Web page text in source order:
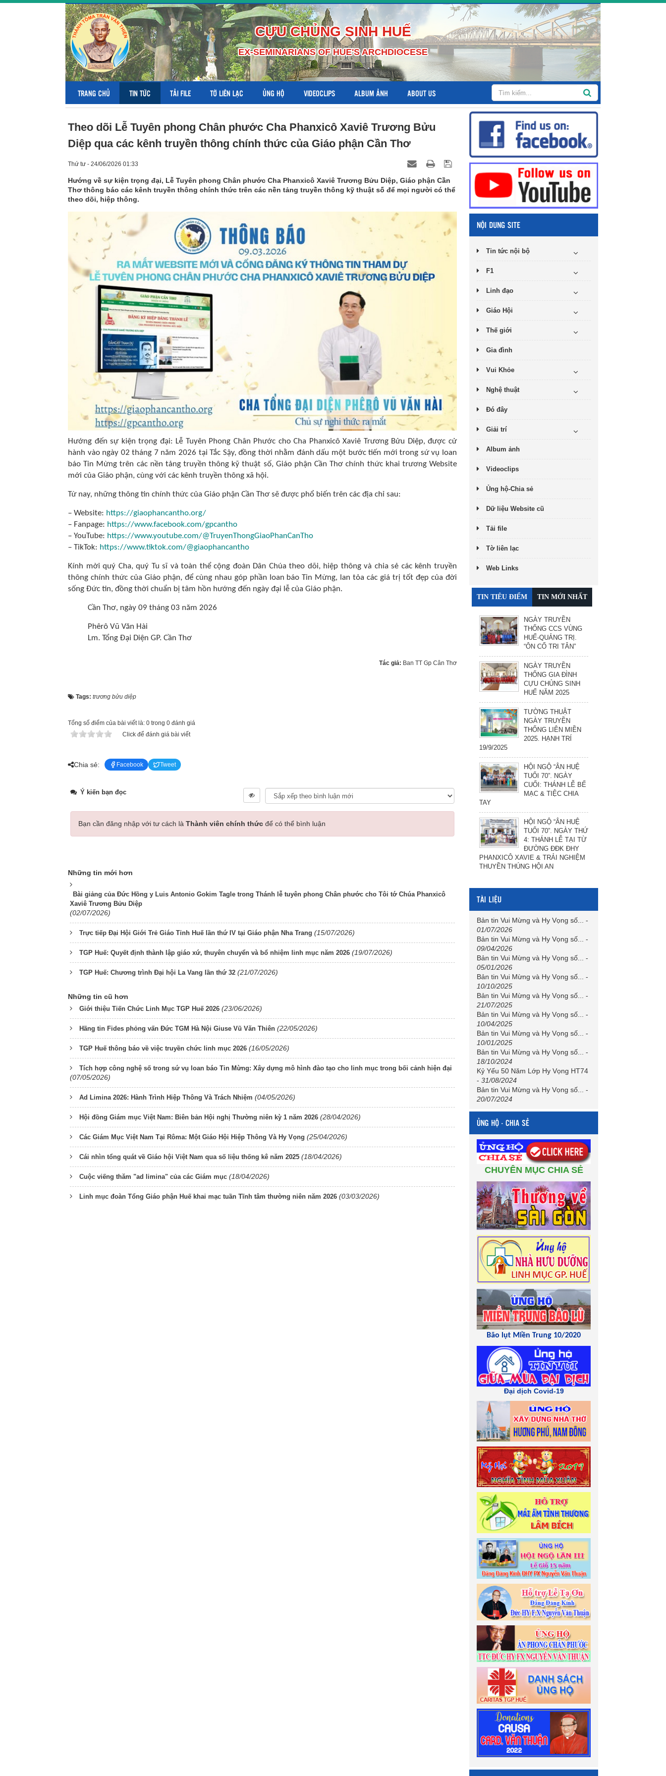
CỰU CHỦNG SINH HUẾ
EX-SEMINARIANS OF HUE'S ARCHDIOCESE
TRANG CHỦ TIN TỨC TẢI FILE TỜ LIÊN LẠC ỦNG HỘ VIDEOCLIPS ALBUM ẢNH ABOUT US
Theo dõi Lễ Tuyên phong Chân phước Cha Phanxicô Xaviê Trương Bửu
Diệp qua các kênh truyền thông chính thức của Giáo phận Cần Thơ
Thứ tư - 24/06/2026 01:33
Hướng về sự kiện trọng đại, Lễ Tuyên phong Chân phước Cha Phanxicô Xaviê Trương Bửu Diệp, Giáo phận Cần
Thơ thông báo các kênh truyền thông chính thức trên các nền tảng truyền thông kỹ thuật số để mọi người có thể
theo dõi, hiệp thông.
Hướng đến sự kiện trọng đại: Lễ Tuyên Phong Chân Phước cho Cha Phanxicô Xaviê Trương Bửu Diệp, được cử
hành vào ngày 02 tháng 7 năm 2026 tại Tắc Sậy, đồng thời nhằm đánh dấu một bước tiến mới trong sứ vụ loan
báo Tin Mừng trên các nền tảng truyền thông kỹ thuật số, Giáo phận Cần Thơ chính thức khai trương Website
mới của Giáo phận, cùng với các kênh truyền thông xã hội.
Từ nay, những thông tin chính thức của Giáo phận Cần Thơ sẽ được phổ biến trên các địa chỉ sau:
– Website: https://giaophancantho.org/
– Fanpage: https://www.facebook.com/gpcantho
– YouTube: https://www.youtube.com/@TruyenThongGiaoPhanCanTho
– TikTok: https://www.tiktok.com/@giaophancantho
Kính mời quý Cha, quý Tu sĩ và toàn thể cộng đoàn Dân Chúa theo dõi, hiệp thông và chia sẻ các kênh truyền
thông chính thức của Giáo phận, để cùng nhau góp phần loan báo Tin Mừng, lan tỏa các giá trị tốt đẹp của đời
sống Đức tin, đồng thời chuẩn bị tâm hồn hướng đến ngày đại lễ của Giáo phận.
Cần Thơ, ngày 09 tháng 03 năm 2026
Phêrô Vũ Văn Hài
Lm. Tổng Đại Diện GP. Cần Thơ
Tác giả: Ban TT Gp Cân Thơ
Tags: trương bửu diệp
Tổng số điểm của bài viết là: 0 trong 0 đánh giá
Click để đánh giá bài viết
Chia sẻ: Facebook Tweet
Ý kiến bạn đọc
Bạn cần đăng nhập với tư cách là Thành viên chính thức để có thể bình luận
Những tin mới hơn
Bài giảng của Đức Hồng y Luis Antonio Gokim Tagle trong Thánh lễ tuyên phong Chân phước cho Tôi tớ Chúa Phanxicô
Xaviê Trương Bửu Diệp
(02/07/2026)
Trực tiếp Đại Hội Giới Trẻ Giáo Tỉnh Huế lần thứ IV tại Giáo phận Nha Trang (15/07/2026)
TGP Huế: Quyết định thành lập giáo xứ, thuyên chuyển và bổ nhiệm linh mục năm 2026 (19/07/2026)
TGP Huế: Chương trình Đại hội La Vang lần thứ 32 (21/07/2026)
Những tin cũ hơn
Giới thiệu Tiến Chức Linh Mục TGP Huế 2026 (23/06/2026)
Hãng tin Fides phỏng vấn Đức TGM Hà Nội Giuse Vũ Văn Thiên (22/05/2026)
TGP Huế thông báo về việc truyền chức linh mục 2026 (16/05/2026)
Tích hợp công nghệ số trong sứ vụ loan báo Tin Mừng: Xây dựng mô hình đào tạo cho linh mục trong bối cảnh hiện đại
(07/05/2026)
Ad Limina 2026: Hành Trình Hiệp Thông Và Trách Nhiệm (04/05/2026)
Hội đồng Giám mục Việt Nam: Biên bản Hội nghị Thường niên kỳ 1 năm 2026 (28/04/2026)
Các Giám Mục Việt Nam Tại Rôma: Một Giáo Hội Hiệp Thông Và Hy Vọng (25/04/2026)
Cái nhìn tổng quát về Giáo hội Việt Nam qua số liệu thống kê năm 2025 (18/04/2026)
Cuộc viếng thăm "ad limina" của các Giám mục (18/04/2026)
Linh mục đoàn Tổng Giáo phận Huế khai mạc tuần Tĩnh tâm thường niên năm 2026 (03/03/2026)
NỘI DUNG SITE
Tin tức nội bộ
F1
Linh đạo
Giáo Hội
Thế giới
Gia đình
Vui Khỏe
Nghệ thuật
Đó đây
Giải trí
Album ảnh
Videoclips
Ủng hộ-Chia sẻ
Dữ liệu Website cũ
Tải file
Tờ liên lạc
Web Links
TIN TIÊU ĐIỂM TIN MỚI NHẤT
NGÀY TRUYỀN
THỐNG CCS VÙNG
HUẾ-QUẢNG TRỊ.
“ÔN CỐ TRI TÂN”
NGÀY TRUYỀN
THỐNG GIA ĐÌNH
CỰU CHỦNG SINH
HUẾ NĂM 2025
TƯỜNG THUẬT
NGÀY TRUYỀN
THỐNG LIÊN MIỀN
2025. HẠNH TRÍ
19/9/2025
HỘI NGỘ “ÂN HUỆ
TUỔI 70”. NGÀY
CUỐI: THÁNH LỄ BẾ
MẠC & TIỆC CHIA
TAY
HỘI NGỘ “ÂN HUỆ
TUỔI 70”. NGÀY THỨ
4: THÁNH LỄ TẠI TỪ
ĐƯỜNG ĐĐK ĐHY
PHANXICÔ XAVIE & TRẢI NGHIỆM
THUYỀN THÚNG HỘI AN
TÀI LIỆU
Bản tin Vui Mừng và Hy Vọng số...
-
01/07/2026
Bản tin Vui Mừng và Hy Vọng số...
-
09/04/2026
Bản tin Vui Mừng và Hy Vọng số...
-
05/01/2026
Bản tin Vui Mừng và Hy Vọng số...
-
10/10/2025
Bản tin Vui Mừng và Hy Vọng số...
-
21/07/2025
Bản tin Vui Mừng và Hy Vọng số...
-
10/04/2025
Bản tin Vui Mừng và Hy Vọng số...
-
10/01/2025
Bản tin Vui Mừng và Hy Vọng số...
-
18/10/2024
Kỷ Yếu 50 Năm Lớp Hy Vọng HT74
- 31/08/2024
Bản tin Vui Mừng và Hy Vọng số...
-
20/07/2024
ỦNG HỘ - CHIA SẺ
CHUYÊN MỤC CHIA SẺ
Bão lụt Miền Trung 10/2020
Đại dịch Covid-19